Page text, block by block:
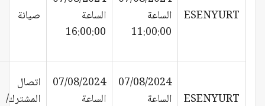
ESENYURT
الساعة
11:00:00
الساعة
16:00:00
صيانة
ESENYURT
07/08/2024
الساعة
07/08/2024
الساعة
اتصال
المشترك/